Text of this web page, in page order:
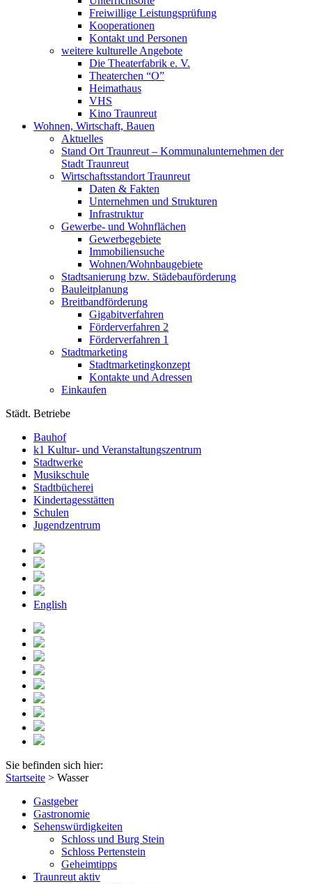
Freiwillige Leistungsprüfung
Kooperationen
Kontakt und Personen
weitere kulturelle Angebote
Die Theaterfabrik e. V.
Theaterchen “O”
Heimathaus
VHS
Kino Traunreut
Wohnen, Wirtschaft, Bauen
Aktuelles
Stand Ort Traunreut – Kommunalunternehmen der
Stadt Traunreut
Wirtschaftsstandort Traunreut
Daten & Fakten
Unternehmen und Strukturen
Infrastruktur
Gewerbe- und Wohnflächen
Gewerbegebiete
Immobiliensuche
Wohnen/Wohnbaugebiete
Stadtsanierung bzw. Städebauförderung
Bauleitplanung
Breitbandförderung
Gigabitverfahren
Förderverfahren 2
Förderverfahren 1
Stadtmarketing
Stadtmarketingkonzept
Kontakte und Adressen
Einkaufen
Städt. Betriebe
Bauhof
k1 Kultur- und Veranstaltungszentrum
Stadtwerke
Musikschule
Stadtbücherei
Kindertagesstätten
Schulen
Jugendzentrum
English
Sie befinden sich hier:
Startseite > Wasser
Gastgeber
Gastronomie
Sehenswürdigkeiten
Schloss und Burg Stein
Schloss Pertenstein
Geheimtipps
Traunreut aktiv